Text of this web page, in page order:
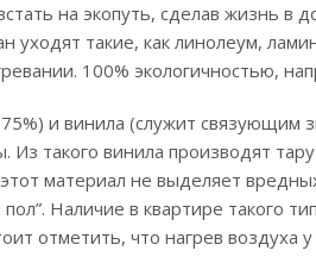
на экопуть, сделав жизнь в
такие, как линолеум,
100% экологичностью,
и винила (служит связующим
такого винила производят
материал не выделяет
Наличие в квартире такого
отметить, что нагрев воздуха